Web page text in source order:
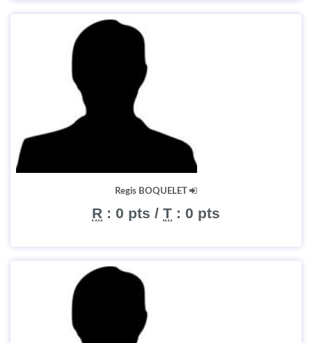
Regis BOQUELET
R : 0 pts / T : 0 pts